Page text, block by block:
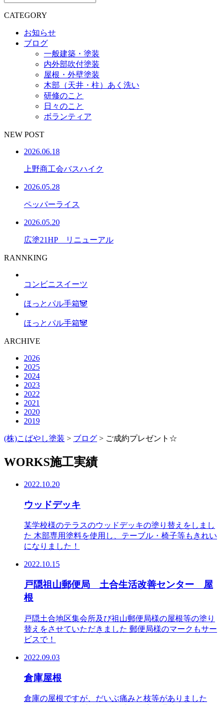
CATEGORY
お知らせ
ブログ
一般建築・塗装
内外部吹付塗装
屋根・外壁塗装
木部（天井・柱）あく洗い
研修のこと
日々のこと
ボランティア
NEW POST
2026.06.18
上野商工会バスハイク
2026.05.28
ペッパーライス
2026.05.20
広塗21HP リニューアル
RANNKING
コンビニスイーツ
ほっとパル手箱🐼
ほっとパル手箱🐼
ARCHIVE
2026
2025
2024
2023
2022
2021
2020
2019
(株)こばやし塗装 > ブログ > ご成約プレゼント☆
WORKS施工実績
2022.10.20
ウッドデッキ
某学校様のテラスのウッドデッキの塗り替えをしまし
た 木部専用塗料を使用し、テーブル・椅子等もきれい
になりました！
2022.10.15
戸隠祖山郵便局 土合生活改善センター 屋
根
戸隠土合地区集会所及び祖山郵便局様の屋根等の塗り
替えをさせていただきました 郵便局様のマークもサー
ビスで！
2022.09.03
倉庫屋根
倉庫の屋根ですが、だいぶ痛みと枝等がありました